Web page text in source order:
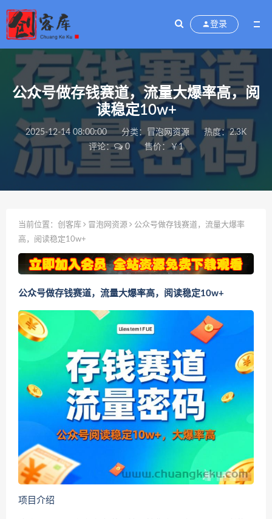
登录
公众号做存钱赛道，流量大爆率高，阅
读稳定10w+
2025-12-14 08:00:00 分类： 冒泡网资源
热度：2.3K
评论：
0 售价：￥1
当前位置： 创客库 冒泡网资源
公众号做存钱赛道，流量大爆率
高，阅读稳定10w+
公众号做存钱赛道，流量大爆率高，阅读稳定10w+
项目介绍